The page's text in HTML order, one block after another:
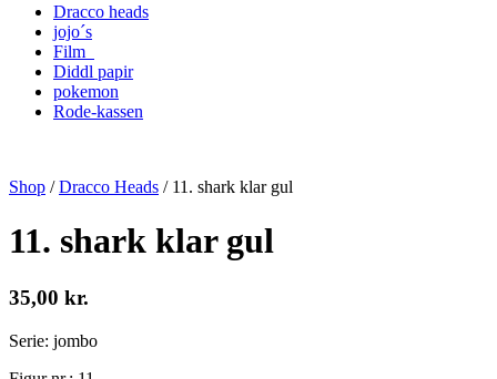
Dracco heads
jojo´s
Film
Diddl papir
pokemon
Rode-kassen
Shop /Dracco Heads / 11. shark klar gul
11. shark klar gul
35,00 kr.
Serie: jombo